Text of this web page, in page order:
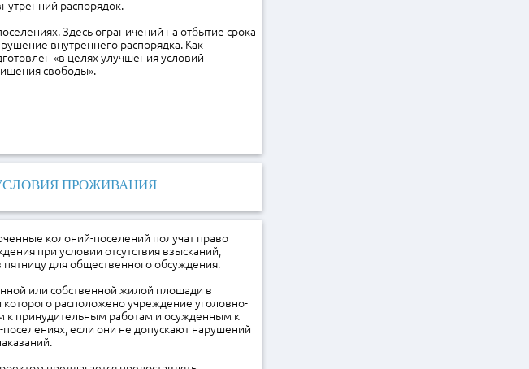
распорядок.
Здесь ограничений на отбытие срока
внутреннего распорядка. Как
«в целях улучшения условий
свободы».
ПРОЖИВАНИЯ
колоний-поселений получат право
при условии отсутствия взысканий,
для общественного обсуждения.
или собственной жилой площади в
расположено учреждение уголовно-
к принудительным работам и осужденным к
если они не допускают нарушений